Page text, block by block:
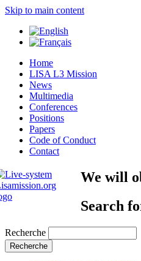
Skip to main content
Home
LISA L3 Mission
News
Multimedia
Conferences
Positions
Papers
Code of Conduct
Contact
We will
Search
Recherche
Recherche